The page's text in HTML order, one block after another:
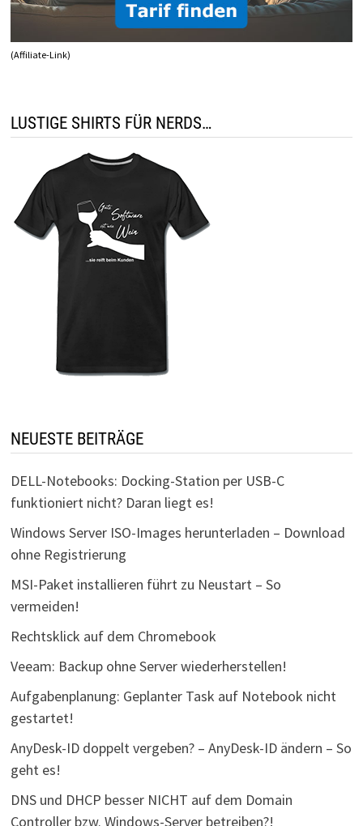
(Affiliate-Link)
LUSTIGE SHIRTS FÜR NERDS…
NEUESTE BEITRÄGE
DELL-Notebooks: Docking-Station per USB-C
funktioniert nicht? Daran liegt es!
Windows Server ISO-Images herunterladen – Download
ohne Registrierung
MSI-Paket installieren führt zu Neustart – So
vermeiden!
Rechtsklick auf dem Chromebook
Veeam: Backup ohne Server wiederherstellen!
Aufgabenplanung: Geplanter Task auf Notebook nicht
gestartet!
AnyDesk-ID doppelt vergeben? – AnyDesk-ID ändern – So
geht es!
DNS und DHCP besser NICHT auf dem Domain
Controller bzw. Windows-Server betreiben?!